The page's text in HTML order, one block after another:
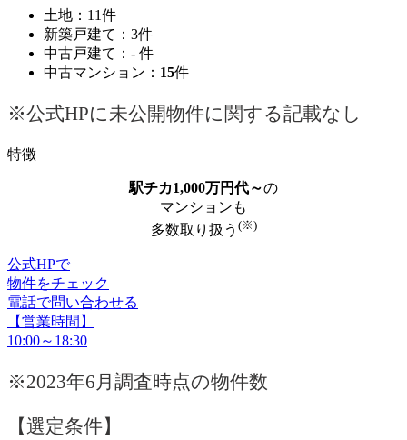
土地：11件
新築戸建て：3件
中古戸建て：- 件
中古マンション： 15件
※公式HPに未公開物件に関する記載なし
特徴
駅チカ1,000万円代～の
マンションも
多数取り扱う (※)
公式HPで
物件をチェック
電話で問い合わせる
【営業時間】
10:00～18:30
※2023年6月調査時点の物件数
【選定条件】